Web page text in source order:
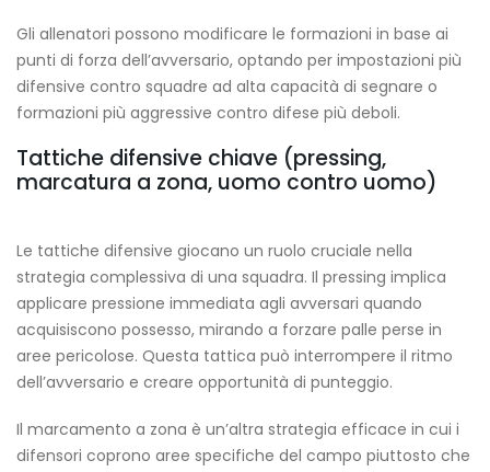
Gli allenatori possono modificare le formazioni in base ai
punti di forza dell’avversario, optando per impostazioni più
difensive contro squadre ad alta capacità di segnare o
formazioni più aggressive contro difese più deboli.
Tattiche difensive chiave (pressing,
marcatura a zona, uomo contro uomo)
Le tattiche difensive giocano un ruolo cruciale nella
strategia complessiva di una squadra. Il pressing implica
applicare pressione immediata agli avversari quando
acquisiscono possesso, mirando a forzare palle perse in
aree pericolose. Questa tattica può interrompere il ritmo
dell’avversario e creare opportunità di punteggio.
Il marcamento a zona è un’altra strategia efficace in cui i
difensori coprono aree specifiche del campo piuttosto che